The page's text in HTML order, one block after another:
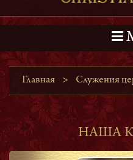
Главная > Служения
НАША